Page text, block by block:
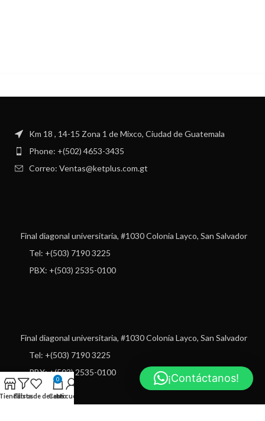
Km 18 , 14-15 Zona 1 de Mixco, Ciudad de Guatemala
Phone: +(502) 4653-3435
Correo: Ventas@ketplus.com.gt
Final diagonal universitaria, #1030 Colonia Layco, San Salvador
Tel: +(503) 7190 3225
PBX: +(503) 2535-0100
Final diagonal universitaria, #1030 Colonia Layco, San Salvador
Tel: +(503) 7190 3225
PBX: +(503) 2535-0100
Filtros
Lista de deseos
0
Carro
Mi cuenta
¡Contáctanos!